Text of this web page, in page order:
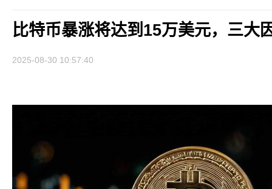
比特币暴涨将达到15万美元，三大
2025-08-30 10:57:40